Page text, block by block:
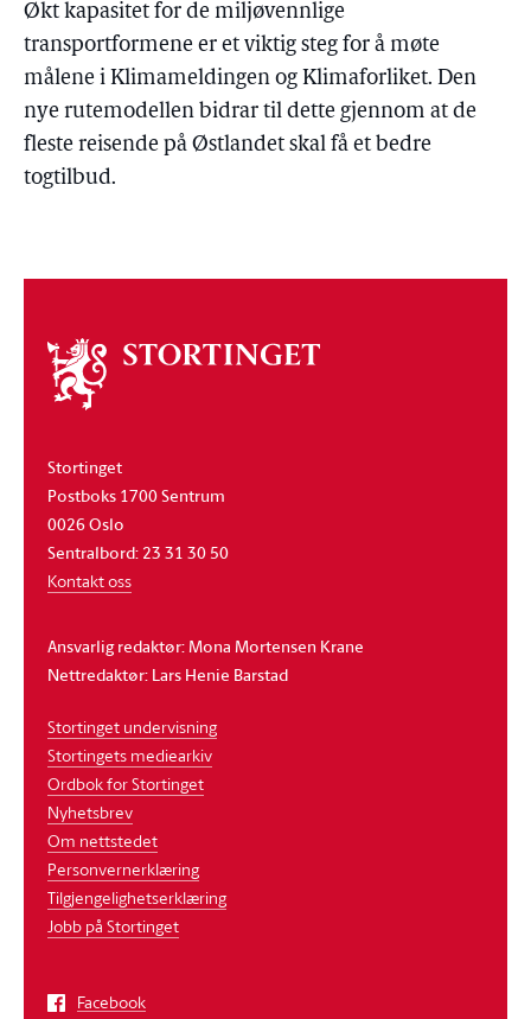
Økt kapasitet for de miljøvennlige
transportformene er et viktig steg for å møte
målene i Klimameldingen og Klimaforliket. Den
nye rutemodellen bidrar til dette gjennom at de
fleste reisende på Østlandet skal få et bedre
togtilbud.
Om
stortinget
Stortinget
Postboks 1700 Sentrum
0026 Oslo
Sentralbord: 23 31 30 50
Kontakt oss
Ansvarlig redaktør: Mona Mortensen Krane
Nettredaktør: Lars Henie Barstad
Stortinget undervisning
Stortingets mediearkiv
Ordbok for Stortinget
Nyhetsbrev
Om nettstedet
Personvernerklæring
Tilgjengelighetserklæring
Jobb på Stortinget
Facebook